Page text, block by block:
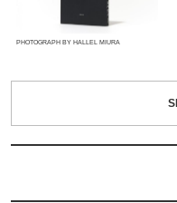
PHOTOGRAPH BY HALLEL MIURA